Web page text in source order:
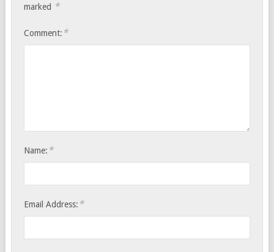
marked *
Comment: *
Name: *
Email Address: *